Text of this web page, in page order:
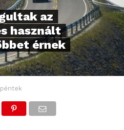
az
használt
érnek